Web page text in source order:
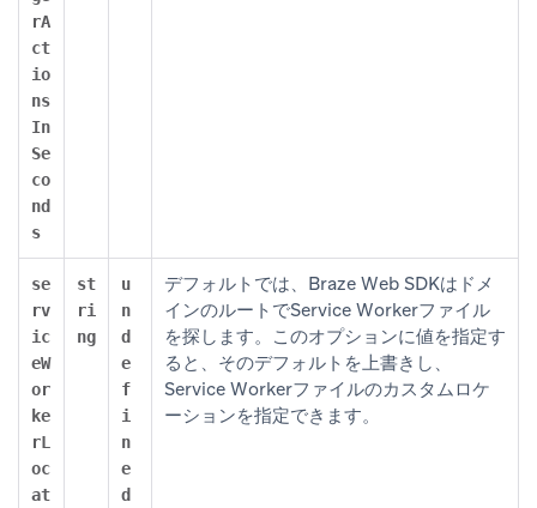
rA
ct
io
ns
In
Se
co
nd
s
se
rv
ic
eW
or
ke
rL
oc
at
st
ri
ng
u
n
d
e
f
i
n
e
d
デフォルトでは、Braze Web SDKはドメ
インのルートでService Workerファイル
を探します。このオプションに値を指定す
ると、そのデフォルトを上書きし、
Service Workerファイルのカスタムロケ
ーションを指定できます。